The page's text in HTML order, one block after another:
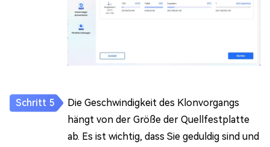
Die Geschwindigkeit des Klonvorgangs
hängt von der Größe der Quellfestplatte
ab. Es ist wichtig, dass Sie geduldig sind und